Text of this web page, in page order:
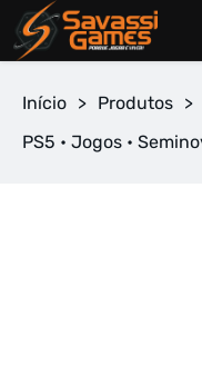
Início > Produtos >
PS5 • Jogos •